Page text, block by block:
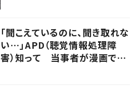
「聞こえているのに、聞き取れな
い…」APD（聴覚情報処理障
害）知って 当事者が漫画で発